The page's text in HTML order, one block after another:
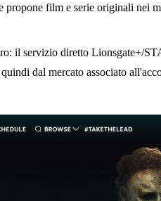
propone film e serie originali nei
il servizio diretto Lionsgate+/
dal mercato associato